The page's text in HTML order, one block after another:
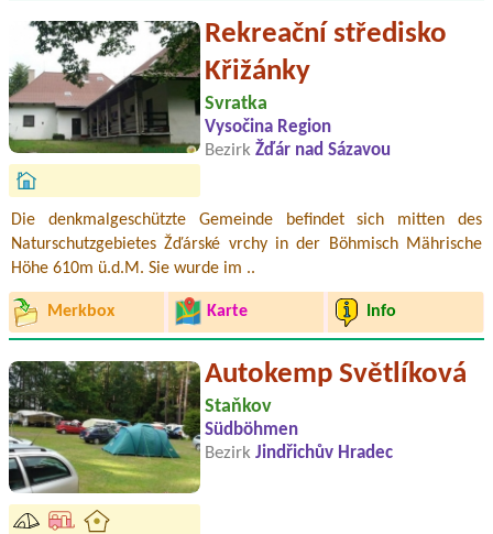
Rekreační středisko
Křižánky
Svratka
Vysočina Region
Bezirk Žďár nad Sázavou
Die denkmalgeschützte Gemeinde befindet sich mitten des
Naturschutzgebietes Žďárské vrchy in der Böhmisch Mährische
Höhe 610m ü.d.M. Sie wurde im ..
Merkbox Karte Info
Autokemp Světlíková
Staňkov
Südböhmen
Bezirk Jindřichův Hradec